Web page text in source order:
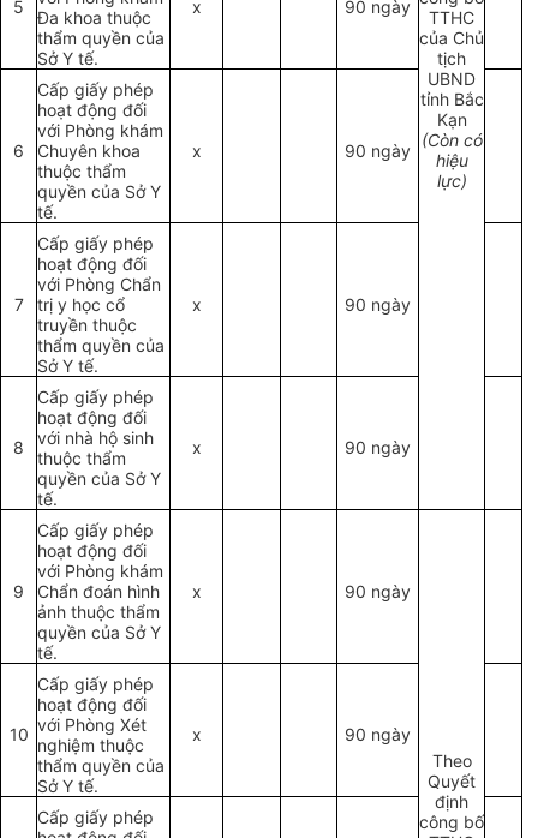
TTHC
của Chủ
tịch
UBND
tỉnh Bắc
Kạn
(Còn có
hiệu
lực)
5
Đa khoa thuộc
thẩm quyền của
Sở Y tế.
x 90 ngày
6
Cấp giấy phép
hoạt động đối
với Phòng khám
Chuyên khoa
thuộc thẩm
quyền của Sở Y
tế.
x 90 ngày
7
Cấp giấy phép
hoạt động đối
với Phòng Chẩn
trị y học cổ
truyền thuộc
thẩm quyền của
Sở Y tế.
x 90 ngày
8
Cấp giấy phép
hoạt động đối
với nhà hộ sinh
thuộc thẩm
quyền của Sở Y
tế.
x 90 ngày
9
Cấp giấy phép
hoạt động đối
với Phòng khám
Chẩn đoán hình
ảnh thuộc thẩm
quyền của Sở Y
tế.
x 90 ngày
Theo
Quyết
định
công bố
10
Cấp giấy phép
hoạt động đối
với Phòng Xét
nghiệm thuộc
thẩm quyền của
Sở Y tế.
x 90 ngày
Cấp giấy phép